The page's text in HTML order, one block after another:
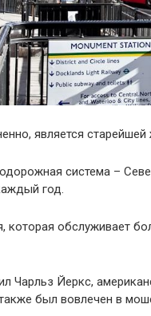
является
система –
год.
которая обслуживает
Чарльз Йеркс,
был вовлечен в